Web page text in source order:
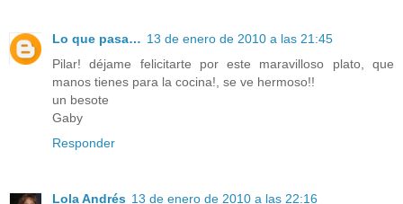
Lo que pasa… 13 de enero de 2010 a las 21:45
Pilar! déjame felicitarte por este maravilloso plato, que
manos tienes para la cocina!, se ve hermoso!!
un besote
Gaby
Responder
Lola Andrés 13 de enero de 2010 a las 22:16